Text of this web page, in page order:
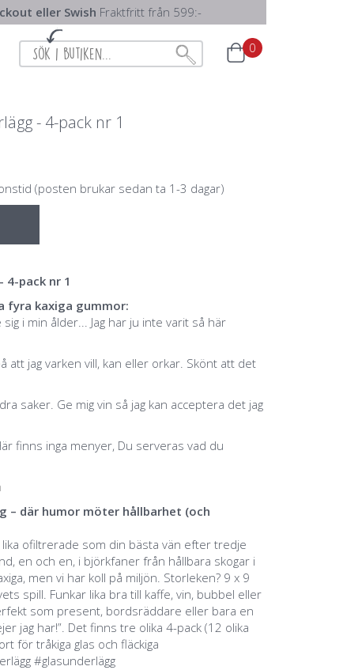
eller Swish Fraktfritt från 599:-
0
- 4-pack nr 1
(posten brukar sedan ta 1-3 dagar)
4-pack nr 1
fyra kaxiga gummor:
i min ålder... Jag har ju inte varit så här
att jag varken vill, kan eller orkar. Skönt att det
saker. Ge mig vin så jag kan acceptera det jag
finns inga menyer, Du serveras vad du
– där humor möter hållbarhet (och
lika ofiltrerade som din bästa vän efter tredje
en och en, i björkfaner från hållbara skogar i
men vi har koll på miljön. Storleken? 9 x 9
spill. Funkar lika bra till kaffe, vin, bubbel eller
som present, bordsräddare eller bara en
jag har!”. Det finns tre olika 4-pack (12 olika
för tråkiga glas och fläckiga
#glasunderlägg